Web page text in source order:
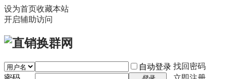
设为首页收藏本站
开启辅助访问
自动登录 找回密码